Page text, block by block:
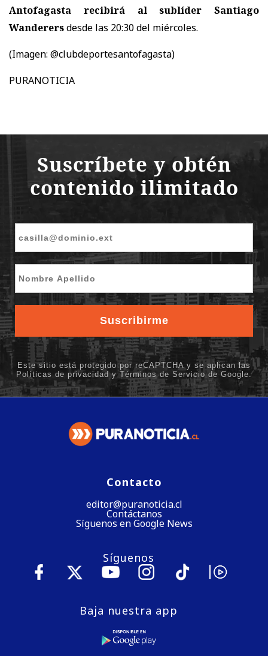
Antofagasta recibirá al sublíder Santiago
Wanderersdesde las 20:30 del miércoles.
(Imagen: @clubdeportesantofagasta)
PURANOTICIA
Contacto
editor@puranoticia.cl
Contáctanos
Síguenos en Google News
Síguenos
Baja nuestra app